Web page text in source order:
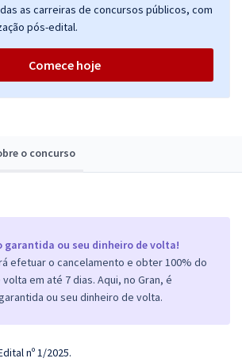
o concurso
garantida ou seu dinheiro de volta!
efetuar o cancelamento e obter 100% do
em até 7 dias. Aqui, no Gran, é
ou seu dinheiro de volta.
nº 1/2025.
as carreiras de concursos públicos, com
pós-edital.
Comece hoje